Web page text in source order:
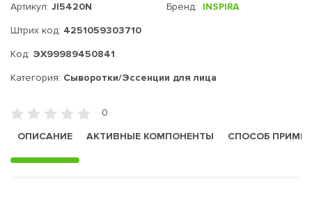
Артикул: JI5420N
Штрих код: 4251059303710
Код: ЭХ99989450841
Бренд: INSPIRA
Категория: Сыворотки/Эссенции для лица
0
ОПИСАНИЕ
АКТИВНЫЕ КОМПОНЕНТЫ СПОСОБ